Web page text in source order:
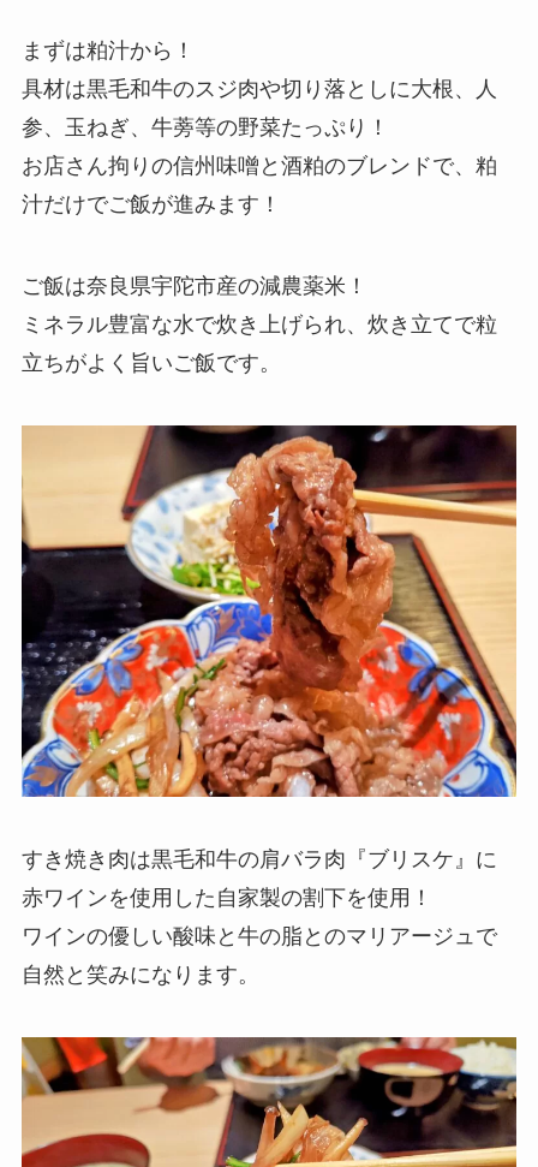
まずは粕汁から！
具材は黒毛和牛のスジ肉や切り落としに大根、人
参、玉ねぎ、牛蒡等の野菜たっぷり！
お店さん拘りの信州味噌と酒粕のブレンドで、粕
汁だけでご飯が進みます！
ご飯は奈良県宇陀市産の減農薬米！
ミネラル豊富な水で炊き上げられ、炊き立てで粒
立ちがよく旨いご飯です。
すき焼き肉は黒毛和牛の肩バラ肉『ブリスケ』に
赤ワインを使用した自家製の割下を使用！
ワインの優しい酸味と牛の脂とのマリアージュで
自然と笑みになります。